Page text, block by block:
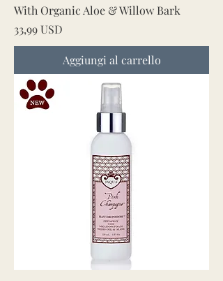
With Organic Aloe & Willow Bark
Prezzo
33,99 USD
Aggiungi al carrello